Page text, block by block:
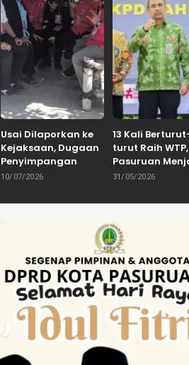
Usai Dilaporkan ke
Kejaksaan, Dugaan
Penyimpangan
Banpol PDIP
Dinyatakan Tuntas
10/07/2026
13 Kali
turut Raih WTP,
Pasuruan
Tradisi
Tengah
31/05/2026